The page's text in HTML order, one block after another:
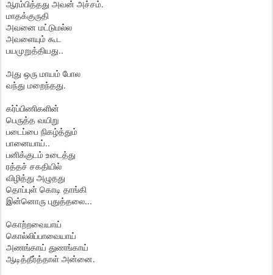
ஆரம்பித்தது அவன் அச்சம்.
மாதக்குருதி
அவனை‌ மட்டுமல்ல
அவளையும் கூட
பயமுறுத்தியது..
அது ஒரு மாயம் போல
வந்து மறைந்தது.
கர்ப்பிணிகளின்
பெருத்த வயிறு
படைப்பை நிகழ்த்தும்
பானையாய்..
பனிக்குடம் உடைத்து
ரத்தச் சகதியில்
விழித்து அழுதது
தொப்புள் கொடி தாங்கி
இன்னொரு புதுத்தலை...
கொற்றவையாய்
கொல்லிப்பாவையாய்
அணங்காய் துணங்காய்
ஆடித்தீர்த்தாள் அன்னை.